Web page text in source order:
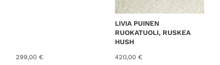
299,00 €
LIVIA PUINEN
RUOKATUOLI, RUSKEA
HUSH
420,00 €